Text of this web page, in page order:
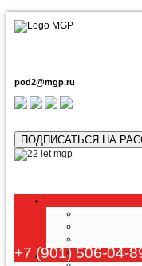
pod2@mgp.ru
ПОДПИСАТЬСЯ НА
+7 (901) 506-04-